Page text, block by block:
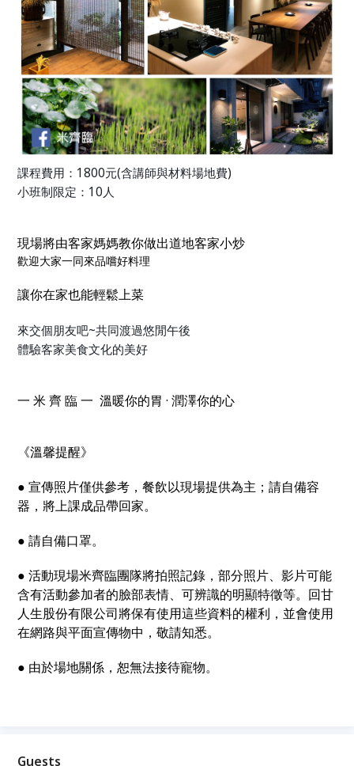
課程費用： 1800元(含講師與材料場地費)
小班制限定： 10 人
現場將由客家媽媽教你做出道地客家小炒
歡迎大家一同來品嚐好料理
讓你在家也能輕鬆上菜
來交個朋友吧~共同渡過悠閒午後
體驗客家美食文化的美好
一 米齊 臨一 溫暖你的胃 ·潤澤你的心
《溫馨提醒》
● 宣傳照片僅供參考，餐飲以現場提供為主；請自備容
器，將上課成品帶回家。
● 請自備口罩。
● 活動現場米齊臨團隊將拍照記錄，部分照片、影片可能
含有活動參加者的臉部表情、可辨識的明顯特徵等。回甘
人生股份有限公司將保有使用這些資料的權利，並會使用
在網路與平面宣傳物中，敬請知悉。
● 由於場地關係，恕無法接待寵物。
Guests